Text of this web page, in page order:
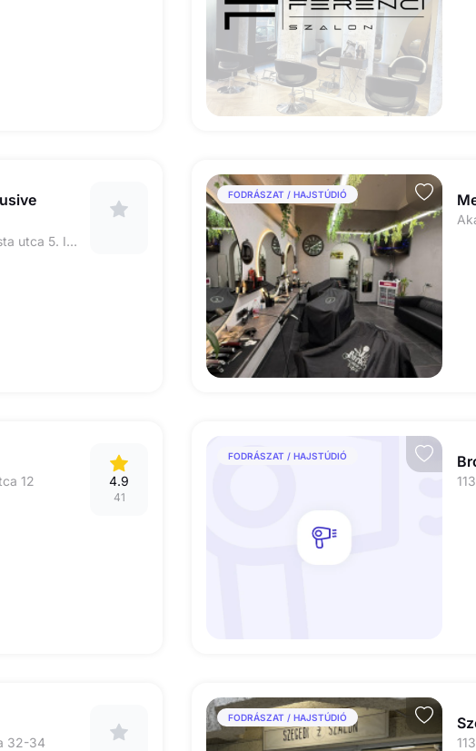
1052 Budapest, Régi posta utca 5. IV. em. 6., kapucsengő: 33
FODRÁSZAT / HAJSTÚDIÓ
12 4.9
41
FODRÁSZAT / HAJSTÚDIÓ
32-34
FODRÁSZAT / HAJSTÚDIÓ